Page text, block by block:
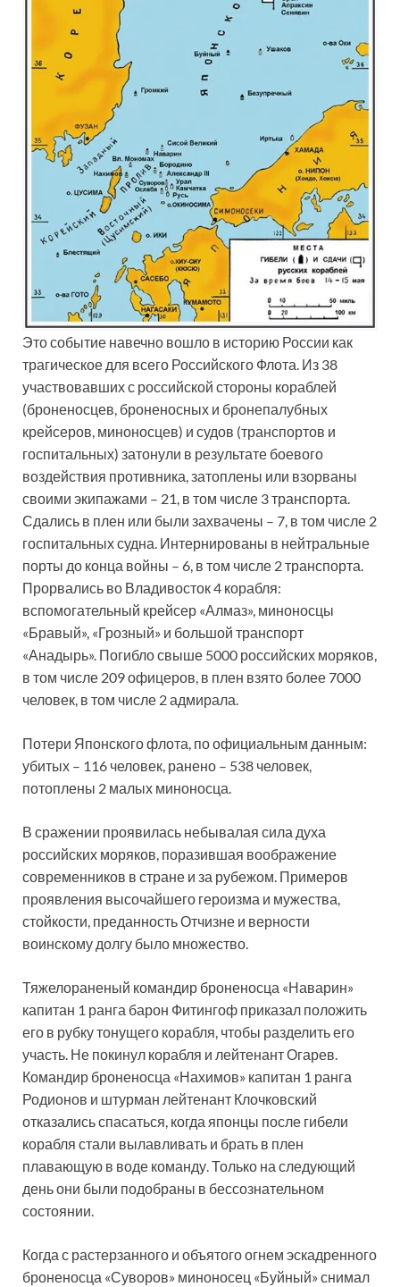
Это событие навечно вошло в историю России как
трагическое для всего Российского Флота. Из 38
участвовавших с российской стороны кораблей
(броненосцев, броненосных и бронепалубных
крейсеров, миноносцев) и судов (транспортов и
госпитальных) затонули в результате боевого
воздействия противника, затоплены или взорваны
своими экипажами – 21, в том числе 3 транспорта.
Сдались в плен или были захвачены – 7, в том числе 2
госпитальных судна. Интернированы в нейтральные
порты до конца войны – 6, в том числе 2 транспорта.
Прорвались во Владивосток 4 корабля:
вспомогательный крейсер «Алмаз», миноносцы
«Бравый», «Грозный» и большой транспорт
«Анадырь». Погибло свыше 5000 российских моряков,
в том числе 209 офицеров, в плен взято более 7000
человек, в том числе 2 адмирала.
Потери Японского флота, по официальным данным:
убитых – 116 человек, ранено – 538 человек,
потоплены 2 малых миноносца.
В сражении проявилась небывалая сила духа
российских моряков, поразившая воображение
современников в стране и за рубежом. Примеров
проявления высочайшего героизма и мужества,
стойкости, преданность Отчизне и верности
воинскому долгу было множество.
Тяжелораненый командир броненосца «Наварин»
капитан 1 ранга барон Фитингоф приказал положить
его в рубку тонущего корабля, чтобы разделить его
участь. Не покинул корабля и лейтенант Огарев.
Командир броненосца «Нахимов» капитан 1 ранга
Родионов и штурман лейтенант Клочковский
отказались спасаться, когда японцы после гибели
корабля стали вылавливать и брать в плен
плавающую в воде команду. Только на следующий
день они были подобраны в бессознательном
состоянии.
Когда с растерзанного и объятого огнем эскадренного
броненосца «Суворов» миноносец «Буйный» снимал